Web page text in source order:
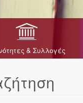
& Συλλογές